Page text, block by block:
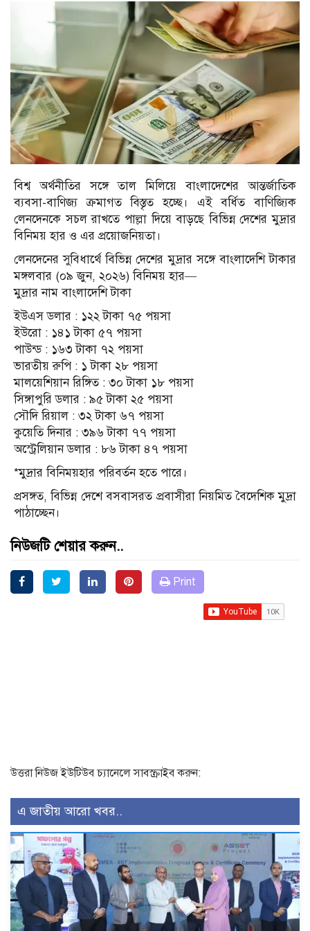
বিশ্ব অর্থনীতির সঙ্গে তাল মিলিয়ে বাংলাদেশের আন্তর্জাতিক
ব্যবসা-বাণিজ্য ক্রমাগত বিস্তৃত হচ্ছে। এই বর্ধিত বাণিজ্যিক
লেনদেনকে সচল রাখতে পাল্লা দিয়ে বাড়ছে বিভিন্ন দেশের মুদ্রার
বিনিময় হার ও এর প্রয়োজনিয়তা।
লেনদেনের সুবিধার্থে বিভিন্ন দেশের মুদ্রার সঙ্গে বাংলাদেশি টাকার
মঙ্গলবার (০৯ জুন, ২০২৬) বিনিময় হার—
মুদ্রার নাম বাংলাদেশি টাকা
ইউএস ডলার : ১২২ টাকা ৭৫ পয়সা
ইউরো : ১৪১ টাকা ৫৭ পয়সা
পাউন্ড : ১৬৩ টাকা ৭২ পয়সা
ভারতীয় রুপি : ১ টাকা ২৮ পয়সা
মালয়েশিয়ান রিঙ্গিত : ৩০ টাকা ১৮ পয়সা
সিঙ্গাপুরি ডলার : ৯৫ টাকা ২৫ পয়সা
সৌদি রিয়াল : ৩২ টাকা ৬৭ পয়সা
কুয়েতি দিনার : ৩৯৬ টাকা ৭৭ পয়সা
অস্ট্রেলিয়ান ডলার : ৮৬ টাকা ৪৭ পয়সা
*মুদ্রার বিনিময়হার পরিবর্তন হতে পারে।
প্রসঙ্গত, বিভিন্ন দেশে বসবাসরত প্রবাসীরা নিয়মিত বৈদেশিক মুদ্রা
পাঠাচ্ছেন।
নিউজটি শেয়ার করুন..
Print
উত্তরা নিউজ ইউটিউব চ্যানেলে সাবস্ক্রাইব করুন:
এ জাতীয় আরো খবর..